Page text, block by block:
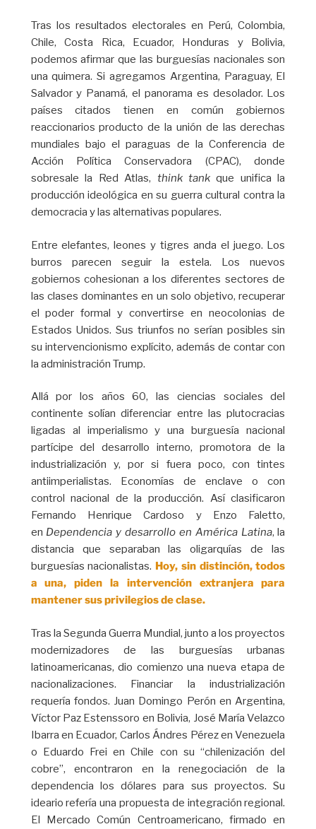
Tras los resultados electorales en Perú, Colombia,
Chile, Costa Rica, Ecuador, Honduras y Bolivia,
podemos afirmar que las burguesías nacionales son
una quimera. Si agregamos Argentina, Paraguay, El
Salvador y Panamá, el panorama es desolador. Los
países citados tienen en común gobiernos
reaccionarios producto de la unión de las derechas
mundiales bajo el paraguas de la Conferencia de
Acción Política Conservadora (CPAC), donde
sobresale la Red Atlas, think tankque unifica la
producción ideológica en su guerra cultural contra la
democracia y las alternativas populares.
Entre elefantes, leones y tigres anda el juego. Los
burros parecen seguir la estela. Los nuevos
gobiernos cohesionan a los diferentes sectores de
las clases dominantes en un solo objetivo, recuperar
el poder formal y convertirse en neocolonias de
Estados Unidos. Sus triunfos no serían posibles sin
su intervencionismo explícito, además de contar con
la administración Trump.
Allá por los años 60, las ciencias sociales del
continente solían diferenciar entre las plutocracias
ligadas al imperialismo y una burguesía nacional
partícipe del desarrollo interno, promotora de la
industrialización y, por si fuera poco, con tintes
antiimperialistas. Economías de enclave o con
control nacional de la producción. Así clasificaron
Fernando Henrique Cardoso y Enzo Faletto,
en Dependencia y desarrollo en América Latina, la
distancia que separaban las oligarquías de las
burguesías nacionalistas. Hoy, sin distinción, todos
a una, piden la intervención extranjera para
mantener sus privilegios de clase.
Tras la Segunda Guerra Mundial, junto a los proyectos
modernizadores de las burguesías urbanas
latinoamericanas, dio comienzo una nueva etapa de
nacionalizaciones. Financiar la industrialización
requería fondos. Juan Domingo Perón en Argentina,
Víctor Paz Estenssoro en Bolivia, José María Velazco
Ibarra en Ecuador, Carlos Ándres Pérez en Venezuela
o Eduardo Frei en Chile con su “chilenización del
cobre”, encontraron en la renegociación de la
dependencia los dólares para sus proyectos. Su
ideario refería una propuesta de integración regional.
El Mercado Común Centroamericano, firmado en